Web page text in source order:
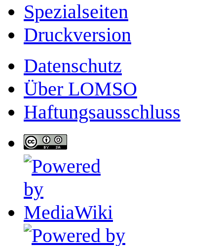
Spezialseiten
Druckversion
Datenschutz
Über LOMSO
Haftungsausschluss